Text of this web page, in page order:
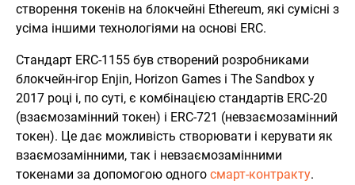
створення токенів на блокчейні Ethereum, які сумісні з
усіма іншими технологіями на основі ERC.
Стандарт ERC-1155 був створений розробниками
блокчейн-ігор Enjin, Horizon Games і The Sandbox у
2017 році і, по суті, є комбінацією стандартів ERC-20
(взаємозамінний токен) і ERC-721 (невзаємозамінний
токен). Це дає можливість створювати і керувати як
взаємозамінними, так і невзаємозамінними
токенами за допомогою одного смарт-контракту.